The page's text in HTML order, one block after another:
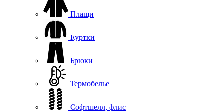
Плащи
Куртки
Брюки
Термобелье
Софтшелл, флис